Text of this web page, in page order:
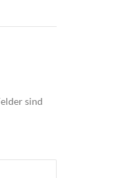
sind